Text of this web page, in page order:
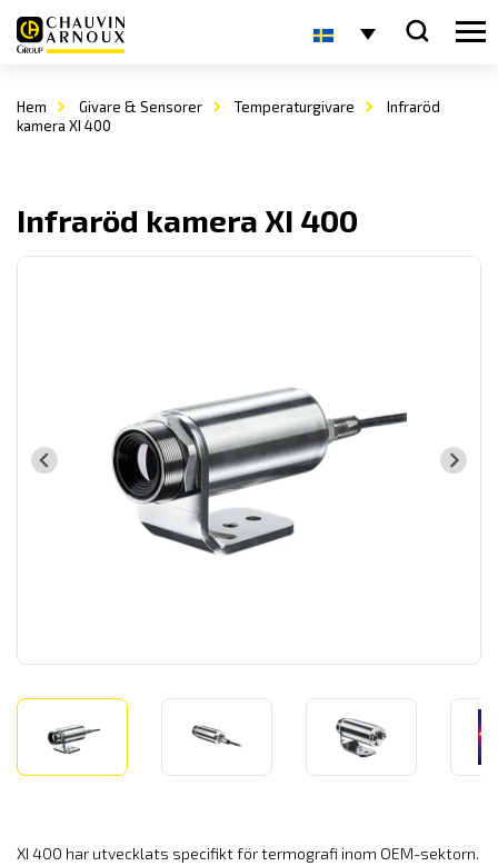
Hem Givare & Sensorer Temperaturgivare
Infraröd
kamera XI 400
Infraröd kamera XI 400
XI 400 har utvecklats specifikt för termografi inom OEM-sektorn.